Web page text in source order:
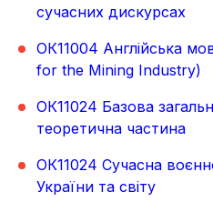
сучасних дискурсах
ОК11004 Англійська
for the Mining Industry)
ОК11024 Базова
теоретична частина
ОК11024 Сучасна
України та світу